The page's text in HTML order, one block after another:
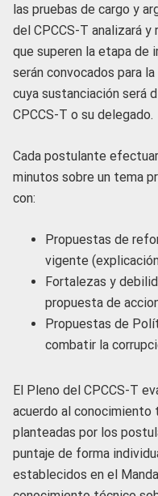
las pruebas de cargo y
del CPCCS-T analizará
que superen la etapa de
serán convocados para
cuya sustanciación será
CPCCS-T o su delegado.
Cada postulante
minutos sobre un tema
con:
Propuestas de
vigente
Fortalezas y
propuesta de
Propuestas de
combatir la
El Pleno del CPCCS-T
acuerdo al conocimiento
planteadas por los
puntaje de forma
establecidos en el